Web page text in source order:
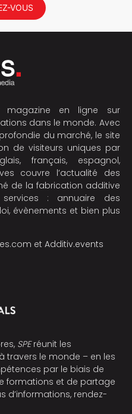
VOUS
magazine en ligne sur
dans le monde. Avec
du marché, le site
de visiteurs uniques par
français, espagnol,
couvre l’actualité des
de la fabrication additive
: annuaire des
évènements et bien plus
et Additiv.events
SPEréunit les
travers le monde – en les
par le biais de
formations et de partage
d’informations, rendez-